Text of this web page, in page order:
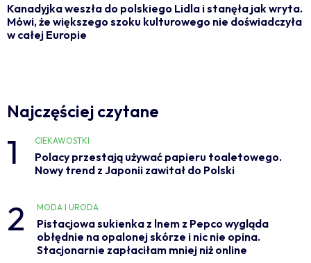
Kanadyjka weszła do polskiego Lidla i stanęła jak wryta.
Mówi, że większego szoku kulturowego nie doświadczyła
w całej Europie
Najczęściej czytane
1 CIEKAWOSTKI
Polacy przestają używać papieru toaletowego.
Nowy trend z Japonii zawitał do Polski
2 MODA I URODA
Pistacjowa sukienka z lnem z Pepco wygląda
obłędnie na opalonej skórze i nic nie opina.
Stacjonarnie zapłaciłam mniej niż online